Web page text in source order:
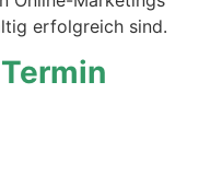
erfolgreich sind.